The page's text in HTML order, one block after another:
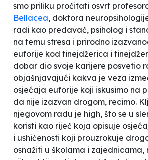
smo priliku pročitati osvrt
Bellacea, doktora
radi kao predavač, psiholog i
na temu stresa i prirodno
euforije kod tinejdžerica i
dobar dio svoje karijere posvetio
objašnjavajući kakva je veza
osjećaja euforije koji iskusimo na
da nije izazvan drogom, recimo.
njegovom radu je high, što se u
koristi kao riječ koja opisuje
i ushićenosti koji prouzrokuje
osnažiti u školama i zajednicama,